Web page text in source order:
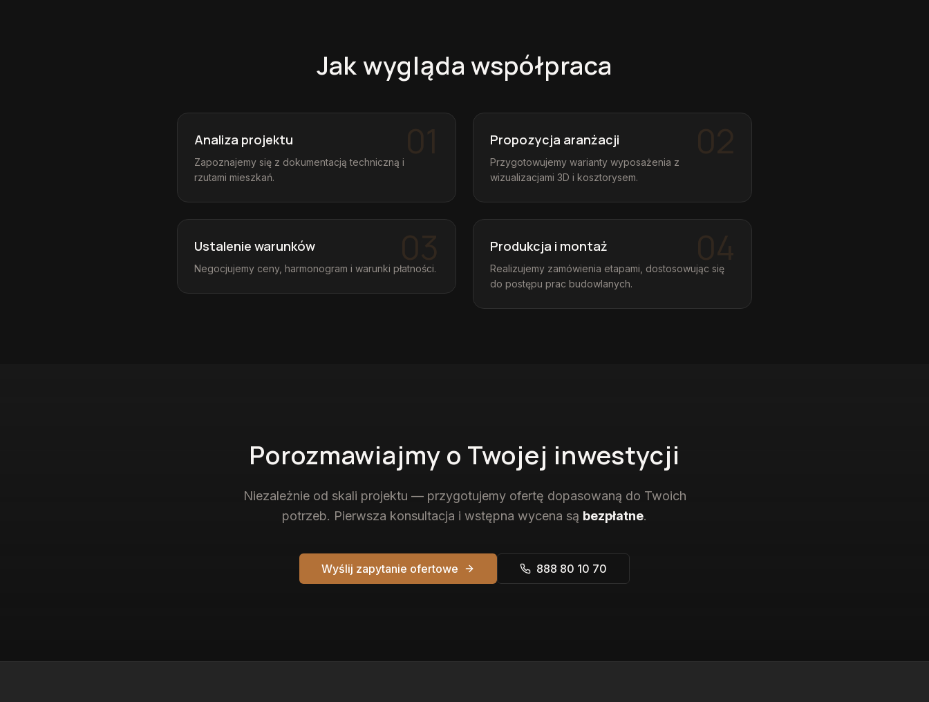
Jak wygląda współpraca
01
Analiza projektu
Zapoznajemy się z dokumentacją techniczną i
rzutami mieszkań.
02
Propozycja aranżacji
Przygotowujemy warianty wyposażenia z
wizualizacjami 3D i kosztorysem.
03
Ustalenie warunków
Negocjujemy ceny, harmonogram i warunki płatności. 04
Produkcja i montaż
Realizujemy zamówienia etapami, dostosowując się
do postępu prac budowlanych.
Porozmawiajmy o Twojej inwestycji
Niezależnie od skali projektu — przygotujemy ofertę dopasowaną do Twoich
potrzeb. Pierwsza konsultacja i wstępna wycena są bezpłatne.
Wyślij zapytanie ofertowe 888 80 10 70